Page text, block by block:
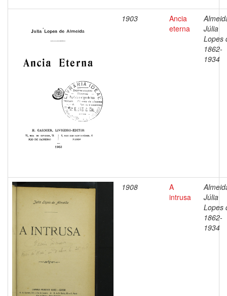
1903
Ancia
eterna
Júlia
Lopes
1862-
1934
1908
A
intrusa
Júlia
Lopes
1862-
1934